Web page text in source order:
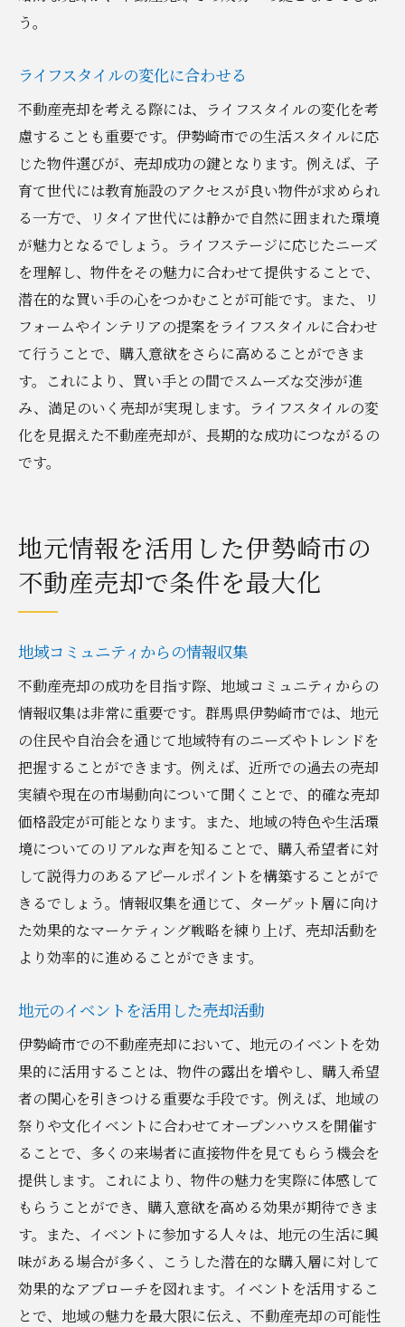
う。
ライフスタイルの変化に合わせる
不動産売却を考える際には、ライフスタイルの変化を考
慮することも重要です。伊勢崎市での生活スタイルに応
じた物件選びが、売却成功の鍵となります。例えば、子
育て世代には教育施設のアクセスが良い物件が求められ
る一方で、リタイア世代には静かで自然に囲まれた環境
が魅力となるでしょう。ライフステージに応じたニーズ
を理解し、物件をその魅力に合わせて提供することで、
潜在的な買い手の心をつかむことが可能です。また、リ
フォームやインテリアの提案をライフスタイルに合わせ
て行うことで、購入意欲をさらに高めることができま
す。これにより、買い手との間でスムーズな交渉が進
み、満足のいく売却が実現します。ライフスタイルの変
化を見据えた不動産売却が、長期的な成功につながるの
です。
地元情報を活用した伊勢崎市の
不動産売却で条件を最大化
地域コミュニティからの情報収集
不動産売却の成功を目指す際、地域コミュニティからの
情報収集は非常に重要です。群馬県伊勢崎市では、地元
の住民や自治会を通じて地域特有のニーズやトレンドを
把握することができます。例えば、近所での過去の売却
実績や現在の市場動向について聞くことで、的確な売却
価格設定が可能となります。また、地域の特色や生活環
境についてのリアルな声を知ることで、購入希望者に対
して説得力のあるアピールポイントを構築することがで
きるでしょう。情報収集を通じて、ターゲット層に向け
た効果的なマーケティング戦略を練り上げ、売却活動を
より効率的に進めることができます。
地元のイベントを活用した売却活動
伊勢崎市での不動産売却において、地元のイベントを効
果的に活用することは、物件の露出を増やし、購入希望
者の関心を引きつける重要な手段です。例えば、地域の
祭りや文化イベントに合わせてオープンハウスを開催す
ることで、多くの来場者に直接物件を見てもらう機会を
提供します。これにより、物件の魅力を実際に体感して
もらうことができ、購入意欲を高める効果が期待できま
す。また、イベントに参加する人々は、地元の生活に興
味がある場合が多く、こうした潜在的な購入層に対して
効果的なアプローチを図れます。イベントを活用するこ
とで、地域の魅力を最大限に伝え、不動産売却の可能性